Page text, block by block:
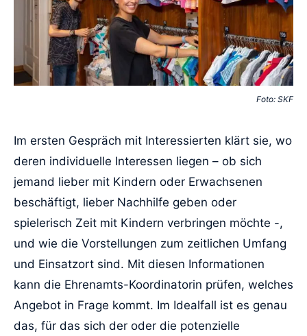
Foto: SKF
Im ersten Gespräch mit Interessierten klärt sie, wo
deren individuelle Interessen liegen – ob sich
jemand lieber mit Kindern oder Erwachsenen
beschäftigt, lieber Nachhilfe geben oder
spielerisch Zeit mit Kindern verbringen möchte -,
und wie die Vorstellungen zum zeitlichen Umfang
und Einsatzort sind. Mit diesen Informationen
kann die Ehrenamts-Koordinatorin prüfen, welches
Angebot in Frage kommt. Im Idealfall ist es genau
das, für das sich der oder die potenzielle